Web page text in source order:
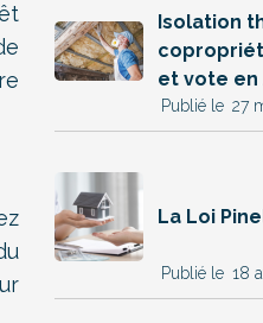
Isolation
et vote en
27
La Loi
18